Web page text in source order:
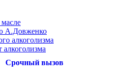
А.Довженко
алкоголизма
алкоголизма
Срочный вызов